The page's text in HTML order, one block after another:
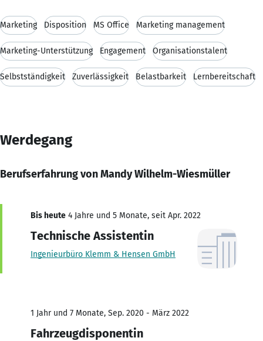
Marketing Disposition MS Office Marketing management
Marketing-Unterstützung Engagement Organisationstalent
Selbstständigkeit Zuverlässigkeit Belastbarkeit Lernbereitschaft
Werdegang
Berufserfahrung von Mandy Wilhelm-Wiesmüller
Bis heute 4 Jahre und 5 Monate, seit Apr. 2022
Technische Assistentin
Ingenieurbüro Klemm & Hensen GmbH
1 Jahr und 7 Monate, Sep. 2020 - März 2022
Fahrzeugdisponentin